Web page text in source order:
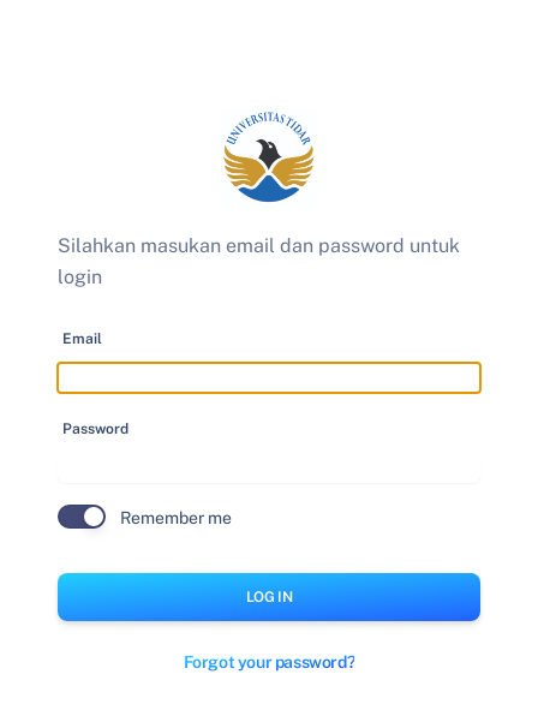
Silahkan masukan email dan password untuk
login
Email
Password
Remember me
LOG IN
Forgot your password?